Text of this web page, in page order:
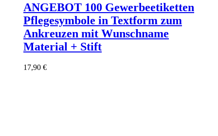
ANGEBOT 100 Gewerbeetiketten
Pflegesymbole in Textform zum
Ankreuzen mit Wunschname
Material + Stift
17,90 €